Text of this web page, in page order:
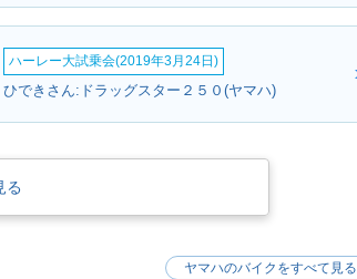
ハーレー大試乗会(2019年3月24日)
ひできさん:ドラッグスター２５０(ヤマハ)
る
ヤマハのバイクをすべて見る